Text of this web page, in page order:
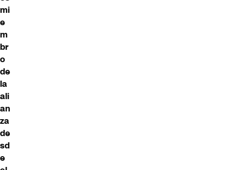
mi
e
m
br
o
de
la
ali
an
za
de
sd
e